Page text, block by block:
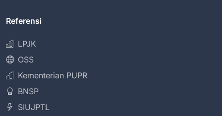
Referensi
LPJK
OSS
Kementerian PUPR
BNSP
SIUJPTL